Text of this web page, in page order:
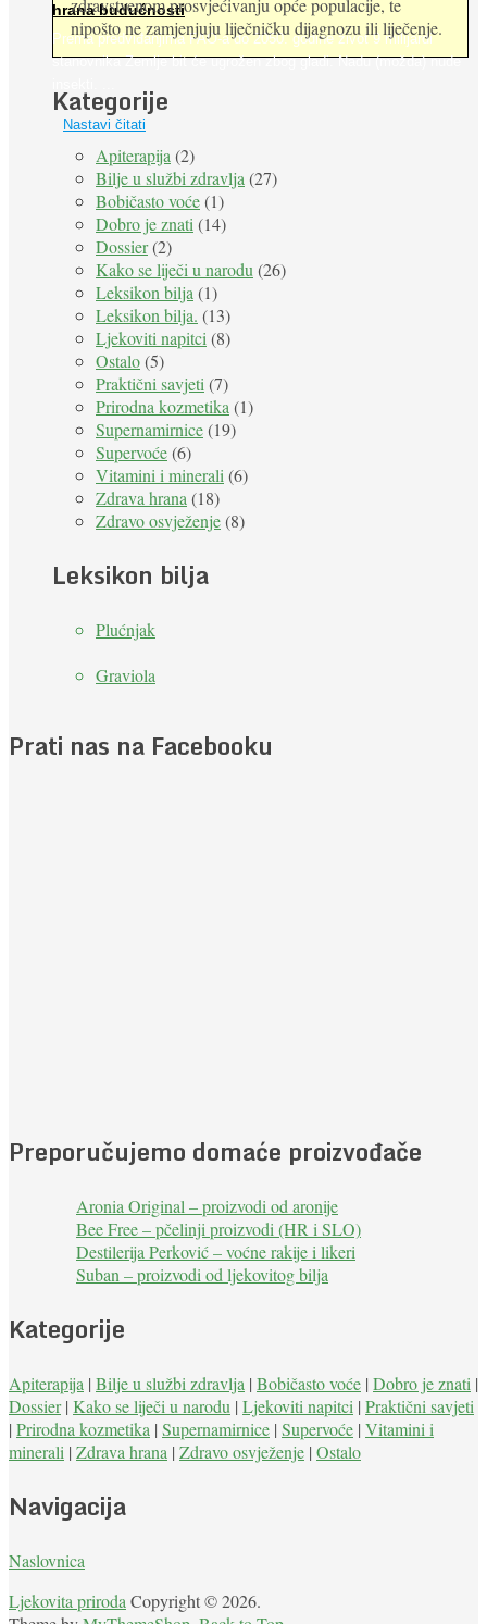
hrana budućnosti
Prema predviđanjima FAO-a do 2050. godine život 9 milijardi
stanovnika Zemlje bit će ugrožen zbog gladi. Nadu (možda) nude
Nastavi čitati
zdravstvenom prosvjećivanju opće populacije, te
nipošto ne zamjenjuju liječničku dijagnozu ili liječenje.
Kategorije
Apiterapija (2)
Bilje u službi zdravlja (27)
Bobičasto voće(1)
Dobro je znati (14)
Dossier(2)
Kako se liječi u narodu (26)
Leksikon bilja (1)
Leksikon bilja. (13)
Ljekoviti napitci (8)
Ostalo(5)
Praktični savjeti (7)
Prirodna kozmetika (1)
Supernamirnice(19)
Supervoće(6)
Vitamini i minerali (6)
Zdrava hrana (18)
Zdravo osvježenje(8)
Leksikon bilja
Plućnjak
Graviola
Prati nas na Facebooku
Preporučujemo domaće proizvođače
Aronia Original – proizvodi od aronije
Bee Free – pčelinji proizvodi (HR i SLO)
Destilerija Perković – voćne rakije i likeri
Suban – proizvodi od ljekovitog bilja
Kategorije
Apiterapija | Bilje u službi zdravlja | Bobičasto voće | Dobro je znati |
Dossier| Kako se liječi u narodu | Ljekoviti napitci | Praktični savjeti
| Prirodna kozmetika | Supernamirnice | Supervoće | Vitamini i
minerali | Zdrava hrana | Zdravo osvježenje | Ostalo
Navigacija
Naslovnica
Ljekovita priroda Copyright © 2026.